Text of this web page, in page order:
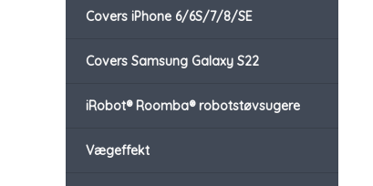
Covers iPhone 6/6S/7/8/SE
Covers Samsung Galaxy S22
iRobot® Roomba® robotstøvsugere
Vægeffekt